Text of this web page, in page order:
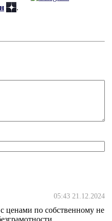
.
05:43 21.12.2024
ценами по собственному не